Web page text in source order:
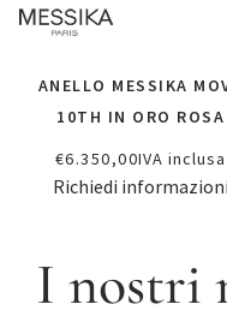
ANELLO MESSIKA
10TH IN ORO ROSA
€6.350,00IVA inclusa
Richiedi informazioni
I nostri